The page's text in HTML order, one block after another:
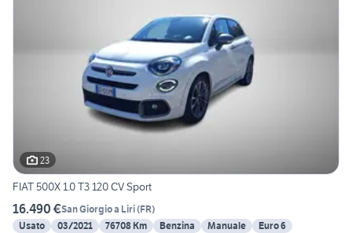
23
FIAT 500X 1.0 T3 120 CV Sport
16.490 €San Giorgio a Liri(FR)
Usato
03/2021 76708 Km Benzina Manuale
Euro 6